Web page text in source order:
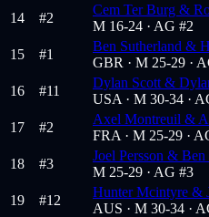
14 #2
Cem Ter Burg &
M 16-24 · AG #2
15 #1
Ben Sutherland &
GBR · M 25-29 ·
16 #11
Dylan Scott &
USA · M 30-34 ·
17 #2
Axel Montreuil &
FRA · M 25-29 ·
18 #3
Joel Persson & Ben
M 25-29 · AG #3
19 #12
Hunter Mcintyre &
AUS · M 30-34 ·